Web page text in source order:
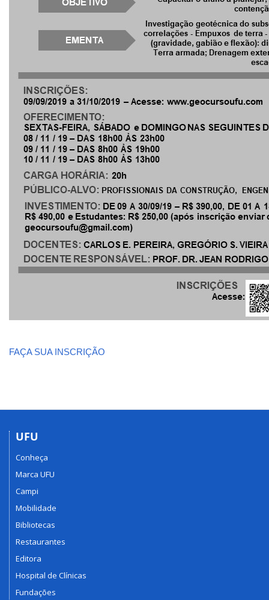
FAÇA SUA INSCRIÇÃO
UFU
Conheça
Marca UFU
Campi
Mobilidade
Bibliotecas
Restaurantes
Editora
Hospital de Clínicas
Fundações